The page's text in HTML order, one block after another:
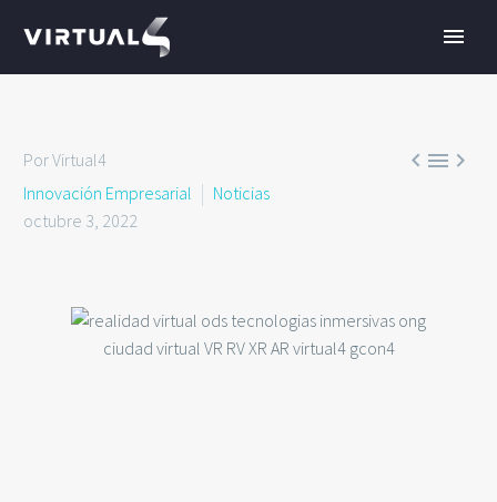
ES

Por Virtual4
Innovación Empresarial
Noticias
octubre 3, 2022